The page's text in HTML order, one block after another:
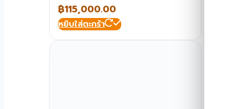
฿115,000.00
หยิบใส่ตะกร้า